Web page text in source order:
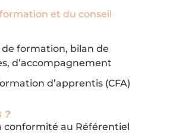
et du conseil
formation, bilan de
d’accompagnement
d’apprentis (CFA)
?
conformité au Référentiel